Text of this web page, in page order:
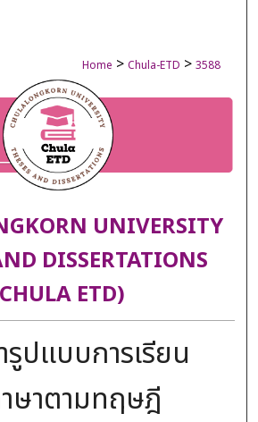
Home > Chula-ETD > 3588
UNIVERSITY
DISSERTATIONS
ETD)
ปแบบการเรียน
ษาตามทฤษฎี